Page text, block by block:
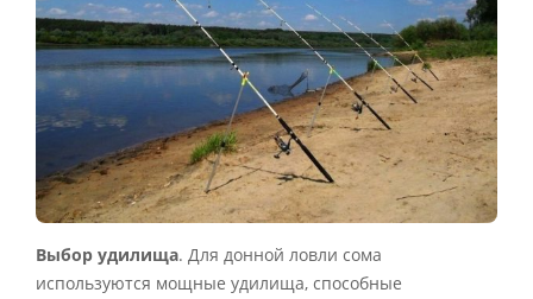
Выбор удилища. Для донной ловли сома
используются мощные удилища, способные